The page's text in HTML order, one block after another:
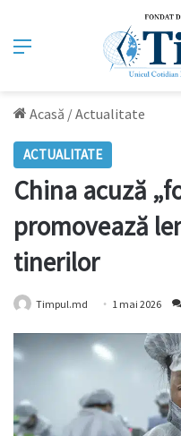
Meniu
Acasă /Actualitate
ACTUALITATE
China acuză
promovează
tinerilor
Timpul.md 1 mai 2026